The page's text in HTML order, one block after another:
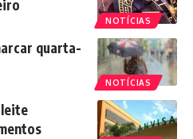
NOTÍCIAS
NOTÍCIAS
quarta-